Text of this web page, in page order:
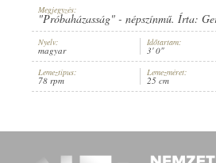
ELŐADÓ: ISMERETLEN
Megjegyzés:
"Próbaházasság" - népszínmű. Írta:
Nyelv:
magyar
Időtartam:
3' 0"
Lemeztípus:
78 rpm
Lemezméret:
25 cm